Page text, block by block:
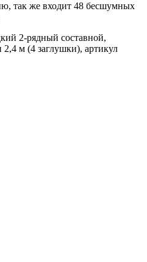
так же входит 48 бесшумных
2-рядный составной,
м (4 заглушки), артикул